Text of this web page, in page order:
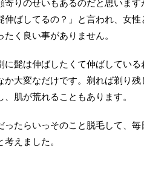
寄りのせいもあるのだと思いま
伸ばしてるの？」と言われ、女
たく良い事がありません。
に髭は伸ばしたくて伸ばしてい
か大変なだけです。剃れば剃り
、肌が荒れることもあります。
ったらいっそのこと脱毛して、
考えました。